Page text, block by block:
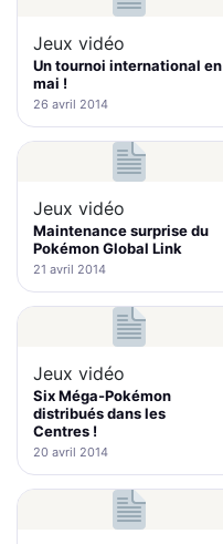
Jeux vidéo
Un tournoi international en
mai !
26 avril 2014
Jeux vidéo
Maintenance surprise du
Pokémon Global Link
21 avril 2014
Jeux vidéo
Six Méga-Pokémon
distribués dans les
Centres !
20 avril 2014